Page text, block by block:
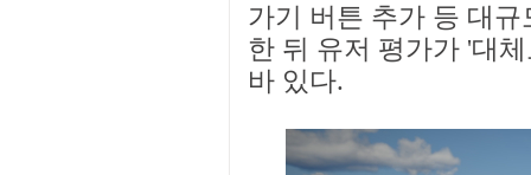
가기 버튼 추가 등 대
한 뒤 유저 평가가 '대
바 있다.